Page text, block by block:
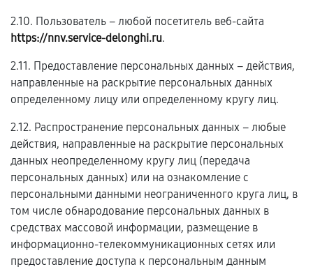
2.10. Пользователь – любой посетитель веб-сайта
https://nnv.service-delonghi.ru.
2.11. Предоставление персональных данных – действия,
направленные на раскрытие персональных данных
определенному лицу или определенному кругу лиц.
2.12. Распространение персональных данных – любые
действия, направленные на раскрытие персональных
данных неопределенному кругу лиц (передача
персональных данных) или на ознакомление с
персональными данными неограниченного круга лиц, в
том числе обнародование персональных данных в
средствах массовой информации, размещение в
информационно-телекоммуникационных сетях или
предоставление доступа к персональным данным